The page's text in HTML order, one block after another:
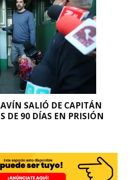
SALIÓ DE CAPITÁN
DE 90 DÍAS EN PRISIÓN